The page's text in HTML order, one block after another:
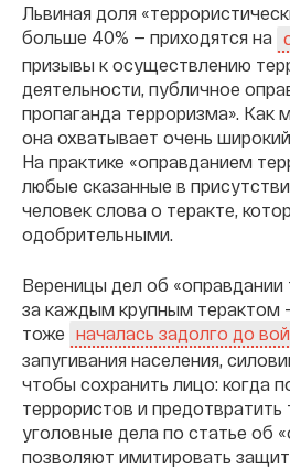
Львиная доля
больше 40% — приходятся на
призывы к осуществлению
деятельности, публичное
пропаганда терроризма». Как
она охватывает очень
На практике «оправданием
любые сказанные в
человек слова о теракте,
одобрительными.
Вереницы дел об «оправдании
за каждым крупным терактом
тоже началась задолго до
запугивания населения,
чтобы сохранить лицо: когда
террористов и предотвратить
уголовные дела по статье об
позволяют имитировать